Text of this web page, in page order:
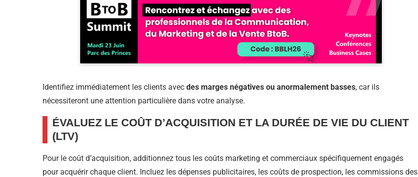
Identifiez immédiatement les clients avec des marges négatives ou anormalement basses, car ils
nécessiteront une attention particulière dans votre analyse.
ÉVALUEZ LE COÛT D’ACQUISITION ET LA DURÉE DE VIE DU CLIENT
(LTV)
Pour le coût d’acquisition, additionnez tous les coûts marketing et commerciaux spécifiquement engagés
pour acquérir chaque client. Incluez les dépenses publicitaires, les coûts de prospection, les commissions des